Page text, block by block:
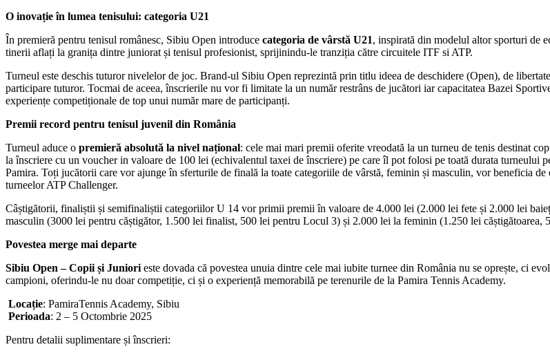
O inovație în lumea tenisului: categoria U21
În premieră pentru tenisul românesc, Sibiu Open introduce categoria de vârstă U21, inspirată din modelul altor sporturi de
tinerii aflați la granița dintre juniorat și tenisul profesionist, sprijinindu-le tranziția către circuitele ITF si ATP.
Turneul este deschis tuturor nivelelor de joc. Brand-ul Sibiu Open reprezintă prin titlu ideea de deschidere (Open), de
participare tuturor. Tocmai de aceea, înscrierile nu vor fi limitate la un număr restrâns de jucători iar capacitatea Bazei
experiențe competiționale de top unui număr mare de participanți.
Premii record pentru tenisul juvenil din România
Turneul aduce o premieră absolută la nivel național: cele mai mari premii oferite vreodată la un turneu de tenis destinat
la înscriere cu un voucher in valoare de 100 lei (echivalentul taxei de înscriere) pe care îl pot folosi pe toată durata turneului
Pamira. Toți jucătorii care vor ajunge în sferturile de finală la toate categoriile de vârstă, feminin și masculin, vor beneficia
turneelor ATP Challenger.
Câștigătorii, finaliștii și semifinaliștii categoriilor U 14 vor primii premii în valoare de 4.000 lei (2.000 lei fete și 2.000 lei
masculin (3000 lei pentru căștigător, 1.500 lei finalist, 500 lei pentru Locul 3) și 2.000 lei la feminin (1.250 lei
Povestea merge mai departe
Sibiu Open – Copii și Juniori este dovada că povestea unuia dintre cele mai iubite turnee din România nu se oprește, ci
campioni, oferindu-le nu doar competiție, ci și o experiență memorabilă pe terenurile de la Pamira Tennis Academy.
Locație: PamiraTennis Academy, Sibiu
Perioada: 2 – 5 Octombrie 2025
Pentru detalii suplimentare și înscrieri: